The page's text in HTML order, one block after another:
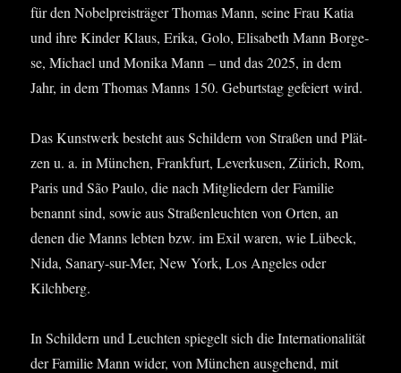
für den Nobel­preis­trä­ger Tho­mas Mann, sei­ne Frau Katia
und ihre Kin­der Klaus, Eri­ka, Golo, Eli­sa­beth Mann Bor­ge­
se, Micha­el und Moni­ka Mann – und das 2025, in dem
Jahr, in dem Tho­mas Manns 150. Geburts­tag gefei­ert wird.
Das Kunst­werk besteht aus Schil­dern von Stra­ßen und Plät­
zen u. a. in Mün­chen, Frank­furt, Lever­ku­sen, Zürich, Rom,
Paris und São Pau­lo, die nach Mit­glie­dern der Fami­lie
benannt sind, sowie aus Stra­ßen­leuch­ten von Orten, an
denen die Manns leb­ten bzw. im Exil waren, wie Lübeck,
Nida, Sana­ry-sur-Mer, New York, Los Ange­les oder
Kilchberg.
In Schil­dern und Leuch­ten spie­gelt sich die Inter­na­tio­na­li­tät
der Fami­lie Mann wider, von Mün­chen aus­ge­hend, mit